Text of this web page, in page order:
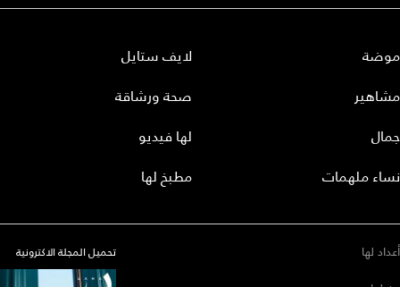
موضة
مشاهير
جمال
نساء ملهمات
لايف ستايل
صحة ورشاقة
لها فيديو
مطبخ لها
أعداد لها
تحميل المجلة الاكترونية